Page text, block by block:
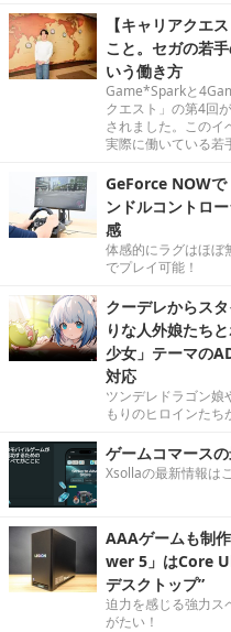
【キャリアクエ
こと。セガの若
いう働き方
Game*Sparkと
クエスト」の第4回
されました。このイ
実際に働いている若
GeForce NOW
ンドルコントロ
感
体感的にラグはほぼ
でプレイ可能！
クーデレからス
りな人外娘たち
少女」テーマの
対応
ツンデレドラゴン娘
もりのヒロインたち
ゲームコマース
Xsollaの最新情報は
AAAゲームも制
wer 5」はCore
デスクトップ”
迫力を感じる強力ス
がたい！